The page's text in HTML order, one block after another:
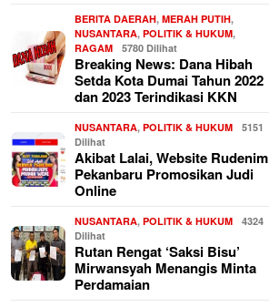
BERITA DAERAH,MERAH PUTIH,
NUSANTARA,POLITIK & HUKUM,
RAGAM
5780 Dilihat
Breaking News: Dana Hibah
Setda Kota Dumai Tahun 2022
dan 2023 Terindikasi KKN
NUSANTARA,POLITIK & HUKUM
5151
Dilihat
Akibat Lalai, Website Rudenim
Pekanbaru Promosikan Judi
Online
NUSANTARA,POLITIK & HUKUM
4324
Dilihat
Rutan Rengat ‘Saksi Bisu’
Mirwansyah Menangis Minta
Perdamaian